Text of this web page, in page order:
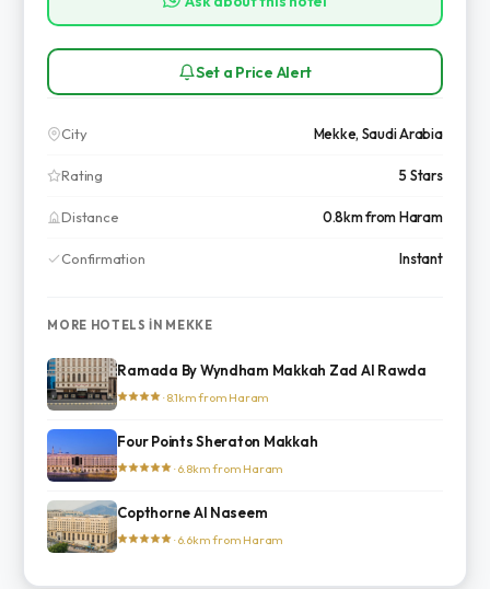
Set a Price Alert
City Mekke, Saudi Arabia
Rating 5 Stars
Distance 0.8km from Haram
Confirmation Instant
MORE HOTELS IN MEKKE
Ramada By Wyndham Makkah Zad Al Rawda
· 8.1km from Haram
Four Points Sheraton Makkah
· 6.8km from Haram
Copthorne Al Naseem
· 6.6km from Haram